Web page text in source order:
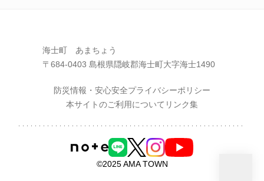
海士町 あまちょう
〒684-0403 島根県隠岐郡海士町大字海士1490
防災情報・安心安全プライバシーポリシー
本サイトのご利用について リンク集
©2025 AMA TOWN